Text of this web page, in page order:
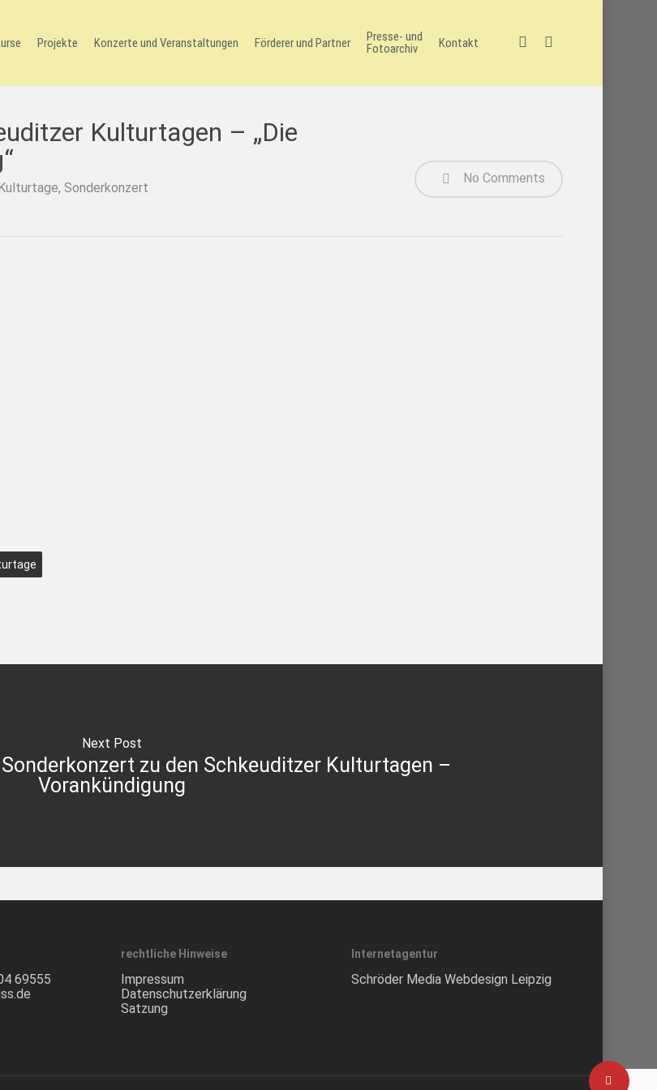
Projekte Konzerte und Veranstaltungen Förderer und Partner
Presse- und
Fotoarchiv
Kontakt facebookinstagram
Kulturtagen – „Die
, Sonderkonzert
No Comments
Next Post
zu den Schkeuditzer Kulturtagen –
Vorankündigung
69555
rechtliche Hinweise
Impressum
Datenschutzerklärung
Satzung
Internetagentur
Schröder Media Webdesign Leipzig